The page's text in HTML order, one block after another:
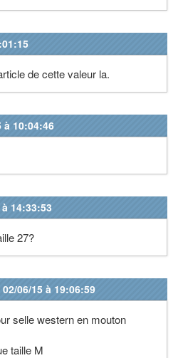
de cette valeur la.
à 10:04:46
14:33:53
27?
02/06/15 à 19:06:59
selle western en mouton
taille M